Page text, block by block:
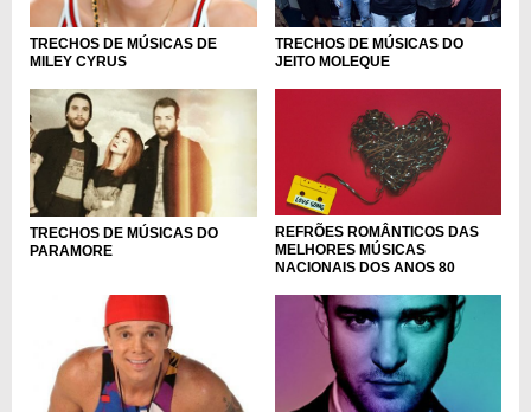
TRECHOS DE MÚSICAS DE
MILEY CYRUS
TRECHOS DE MÚSICAS DO
JEITO MOLEQUE
TRECHOS DE MÚSICAS DO
PARAMORE
REFRÕES ROMÂNTICOS DAS
MELHORES MÚSICAS
NACIONAIS DOS ANOS 80